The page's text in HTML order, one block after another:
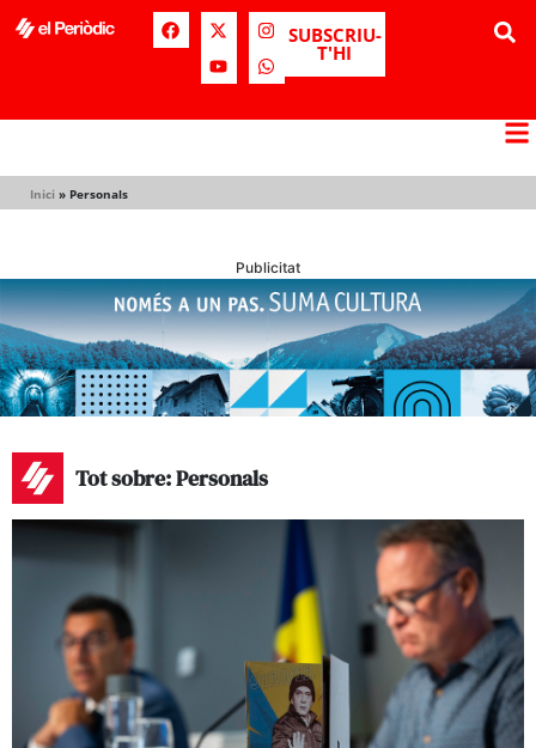
SUBSCRIU-
T'HI
Inici » Personals
Publicitat
Tot sobre: Personals